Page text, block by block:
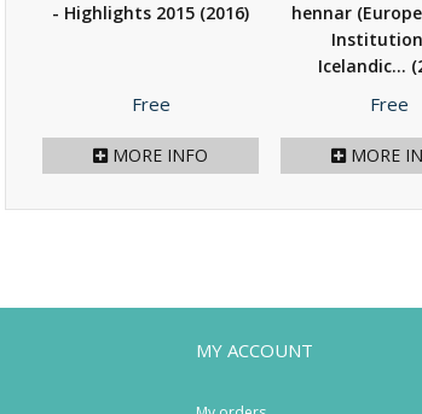
- Highlights 2015 (2016)
Price
Free
MORE INFO
hennar
Icelandic...
Price
Free
MORE
MY ACCOUNT